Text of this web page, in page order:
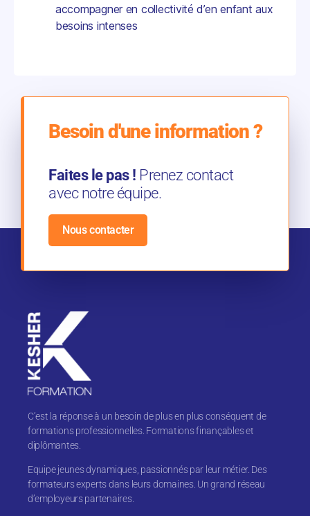
accompagner en collectivité d’en enfant aux
besoins intenses
Besoin d'une information ?
Faites le pas ! Prenez contact
avec notre équipe.
Nous contacter
C’est la réponse à un besoin de plus en plus conséquent de
formations professionnelles. Formations finançables et
diplômantes.
Equipe jeunes dynamiques, passionnés par leur métier. Des
formateurs experts dans leurs domaines. Un grand réseau
d’employeurs partenaires.